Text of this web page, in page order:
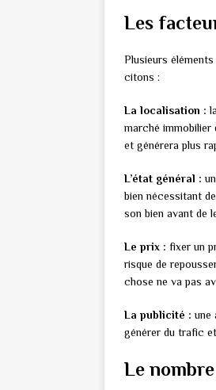
Les
Plusieurs
citons :
La localisation :
marché immobilier
et générera plus
L’état général :
bien nécessitant
son bien avant de
Le prix : fixer un
risque de
chose ne va pas
La publicité : une
générer du trafic
Le